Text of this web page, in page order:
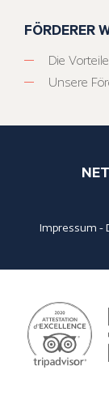
FÖRDERER
Die Vorteile
Unsere
Impressum -